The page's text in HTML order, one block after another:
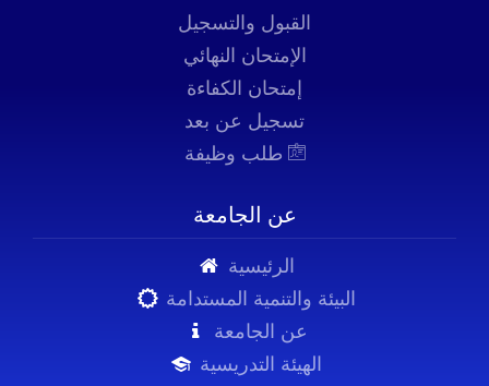
القبول والتسجيل
الإمتحان النهائي
إمتحان الكفاءة
تسجيل عن بعد
عن الجامعة
الرئيسية
البيئة والتنمية المستدامة
عن الجامعة
الهيئة التدريسية